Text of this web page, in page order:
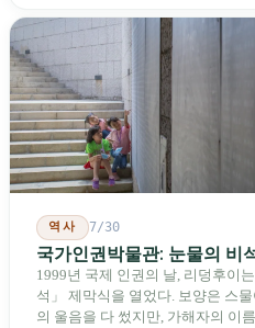
를 드러낸다: 타이완의 진입이 너
장벽을 낮춰야 한다는 점이다. 타
비행기를 만들어 온 한 회사가 오
계획을 세우고 있다.
역사 7/30
국가인권박물관: 눈물의 비
1999년 국제 인권의 날, 리덩후이
석」 제막식을 열었다. 보양은 스
의 울음을 다 썼지만, 가해자의 이